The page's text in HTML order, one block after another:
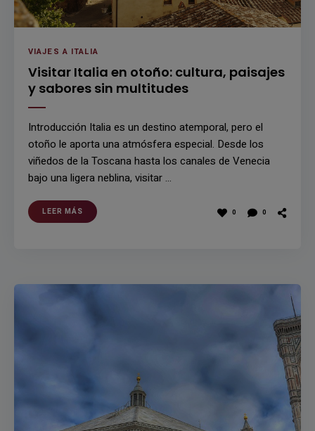
VIAJES A ITALIA
Visitar Italia en otoño: cultura, paisajes
y sabores sin multitudes
Introducción Italia es un destino atemporal, pero el
otoño le aporta una atmósfera especial. Desde los
viñedos de la Toscana hasta los canales de Venecia
bajo una ligera neblina, visitar …
LEER MÁS 0 0